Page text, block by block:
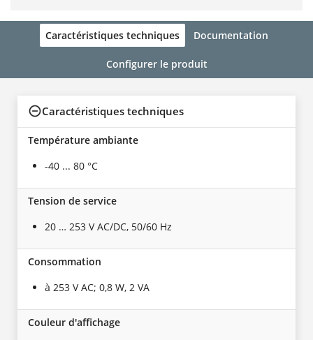
Caractéristiques techniques Documentation
Configurer le produit
Caractéristiques techniques
Température ambiante
-40 ... 80 °C
Tension de service
20 … 253 V AC/DC, 50/60 Hz
Consommation
à 253 V AC; 0,8 W, 2 VA
Couleur d'affichage